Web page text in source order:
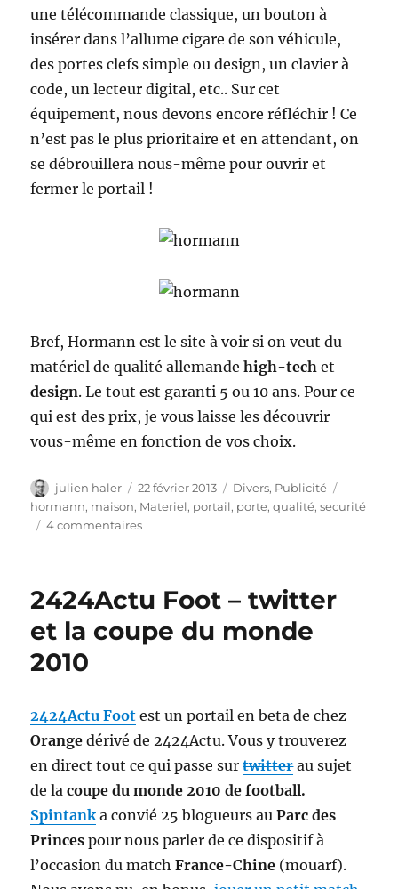
une télécommande classique, un bouton à
insérer dans l’allume cigare de son véhicule,
des portes clefs simple ou design, un clavier à
code, un lecteur digital, etc.. Sur cet
équipement, nous devons encore réfléchir ! Ce
n’est pas le plus prioritaire et en attendant, on
se débrouillera nous-même pour ouvrir et
fermer le portail !
Bref, Hormann est le site à voir si on veut du
matériel de qualité allemandehigh-tech et
design. Le tout est garanti 5 ou 10 ans. Pour ce
qui est des prix, je vous laisse les découvrir
vous-même en fonction de vos choix.
Auteur
julien haler
Publié
le
22 février 2013 Catégories
Divers, Publicité
hormann, maison, Materiel, portail, porte,qualité,securité
4 commentairessur
et
high
2424Actu Foot – twitter
et la coupe du monde
2010
2424Actu Foot est un portail en beta de chez
Orange dérivé de 2424Actu. Vous y trouverez
en direct tout ce qui passe sur twitterau sujet
de lacoupe du monde 2010 de football.
Spintank a convié 25 blogueurs auParc des
Princes pour nous parler de ce dispositif à
l’occasion du matchFrance-Chine (mouarf).